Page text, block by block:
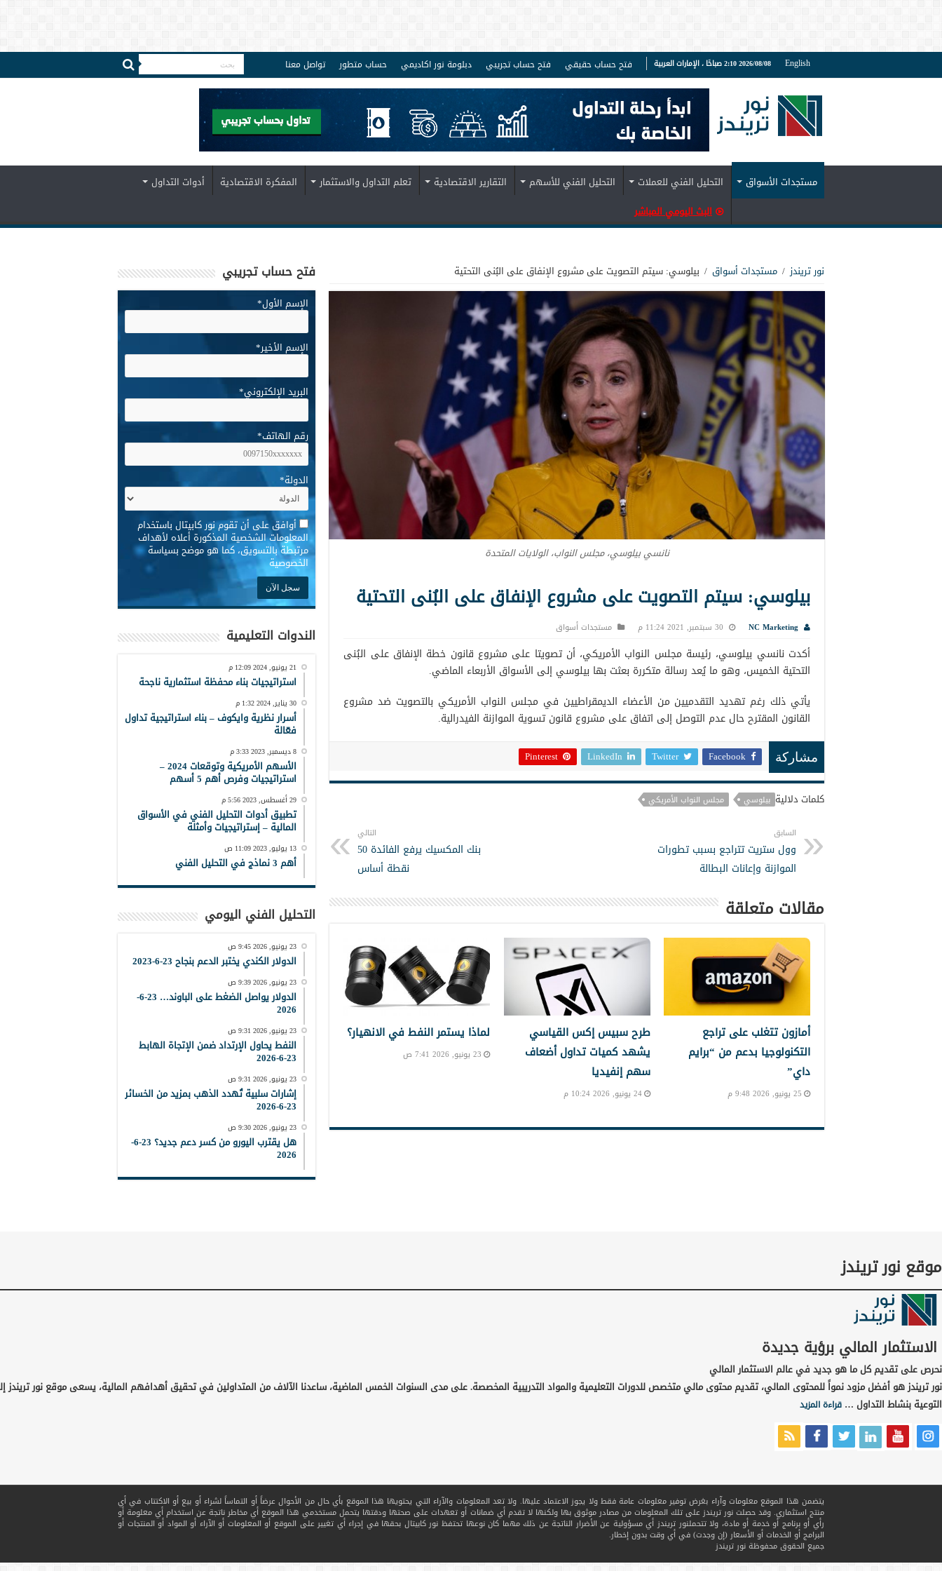
English 2026/08/08 2:10 صباحًا ، الإمارات العربية فتح حساب حقيقي فتح حساب تجريبي دبلومة نور اكاديمي حساب متطور تواصل معنا
مستجدات الأسواق التحليل الفني للعملات التحليل الفني للأسهم التقارير الاقتصادية تعلم التداول والاستثمار المفكرة الاقتصادية
أدوات التداول
البث اليومي المباشر
نور تريندز / مستجدات أسواق / بيلوسي: سيتم التصويت على مشروع الإنفاق على البُنى التحتية
نانسي بيلوسي، مجلس النواب، الولايات المتحدة
بيلوسي: سيتم التصويت على مشروع الإنفاق على البُنى التحتية
NC Marketing 30 سبتمبر, 2021 11:24 م مستجدات أسواق
أكدت نانسي بيلوسي، رئيسة مجلس النواب الأمريكي، أن تصويتا على مشروع قانون خطة الإنفاق على البُنى
التحتية الخميس، وهو ما يُعد رسالة متكررة بعثت بها بيلوسي إلى الأسواق الأربعاء الماضي.
يأتي ذلك رغم تهديد التقدميين من الأعضاء الديمقراطيين في مجلس النواب الأمريكي بالتصويت ضد مشروع
القانون المقترح حال عدم التوصل إلى اتفاق على مشروع قانون تسوية الموازنة الفيدرالية.
مشاركة Facebook
Twitter
LinkedIn
Pinterest
كلمات دلالية بيلوسي مجلس النواب الأمريكي
السابق
وول ستريت تتراجع بسبب تطورات
الموازنة وإعانات البطالة
التالي
بنك المكسيك يرفع الفائدة 50
نقطة أساس
مقالات متعلقة
أمازون تتغلب على تراجع
التكنولوجيا بدعم من “برايم
داي”
25 يونيو, 2026 9:48 م
طرح سبيس إكس القياسي
يشهد كميات تداول أضعاف
سهم إنفيديا
24 يونيو, 2026 10:24 م
لماذا يستمر النفط في الانهيار؟
23 يونيو, 2026 7:41 ص
فتح حساب تجريبي
الإسم الأول*
الإسم الأخير*
البريد الإلكتروني*
رقم الهاتف*
الدولة*
* أوافق على أن تقوم نور كابيتال باستخدام
المعلومات الشخصية المذكورة أعلاه لأهداف
مرتبطة بالتسويق، كما هو موضح بسياسة
الخصوصية
الندوات التعليمية
21 يونيو, 2024 12:09 م
استراتيجيات بناء محفظة استثمارية ناجحة
30 يناير, 2024 1:32 م
أسرار نظرية وايكوف – بناء استراتيجية تداول
فعّالة
8 ديسمبر, 2023 3:33 م
الأسهم الأمريكية وتوقعات 2024 –
استراتيجيات وفرص أهم 5 أسهم
29 أغسطس, 2023 5:56 م
تطبيق أدوات التحليل الفني في الأسواق
المالية – إستراتيجيات وأمثلة
13 يوليو, 2023 11:09 ص
أهم 3 نماذج في التحليل الفني
التحليل الفني اليومي
23 يونيو, 2026 9:45 ص
الدولار الكندي يختبر الدعم بنجاح 23-6-2023
23 يونيو, 2026 9:39 ص
الدولار يواصل الضغط على الباوند… 23-6-
2026
23 يونيو, 2026 9:31 ص
النفط يحاول الإرتداد ضمن الإتجاة الهابط
23-6-2026
23 يونيو, 2026 9:31 ص
إشارات سلبية تُهدد الذهب بمزيد من الخسائر
23-6-2026
23 يونيو, 2026 9:30 ص
هل يقترب اليورو من كسر دعم جديد؟ 23-6-
2026
موقع نور تريندز
الاستثمار المالي برؤية جديدة
نحرص على تقديم كل ما هو جديد في عالم الاستثمار المالي
نور تريندز هو أفضل مزود نمواً للمحتوى المالي، تقديم محتوى مالي متخصص للدورات التعليمية والمواد التدريبية المخصصة. على مدى السنوات الخمس الماضية، ساعدنا الآلاف من المتداولين في تحقيق أهدافهم المالية، يسعى موقع نور تريندز
التوعية بنشاط التداول … قراءة المزيد
يتضمن هذا الموقع معلومات وآراء بغرض توفير معلومات عامة فقط ولا يجوز الاعتماد عليها. ولا تعد المعلومات والآراء التي يحتويها هذا الموقع بأي حال من الأحوال عرضاً أو التماساً لشراء أو بيع أو الاكتتاب في أي
منتج استثماري. وقد حصلت نور تريندز على تلك المعلومات من مصادر موثوق بها ولكنها لا تقدم أي ضمانات أو تعهدات على صحتها ودقتها يتحمل مستخدمي هذا الموقع أي مخاطر ناتجة عن استخدام أي معلومة أو
رأي أو برنامج أو خدمة أو مادة، ولا تتحملنور تريندز أي مسؤولية عن الأضرار الناتجة عن ذلك مهما كان نوعها تحتفظ نور كابيتال بحقها في إجراء أي تغيير على الموقع أو المعلومات أو الآراء أو المواد أو المنتجات أو
البرامج أو الخدمات أو الأسعار (إن وجدت) في أي وقت بدون إخطار.
جميع الحقوق محفوظةنور تريندز